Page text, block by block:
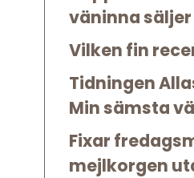
väninna
Vilken fin
Tidningen
Min sämsta
Fixar
mejlkorgen